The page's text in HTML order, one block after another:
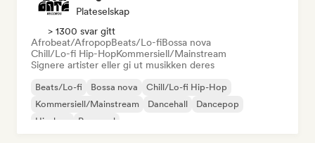
Plateselskap
> 1300 svar gitt
Afrobeat/AfropopBeats/Lo-fiBossa nova
Chill/Lo-fi Hip-HopKommersiell/Mainstream
Signere artister eller gi ut musikken deres
Beats/Lo-fi Bossa nova
Chill/Lo-fi Hip-Hop
Kommersiell/Mainstream
Dancehall
Dancepop
Hip-hop
Pop-soul